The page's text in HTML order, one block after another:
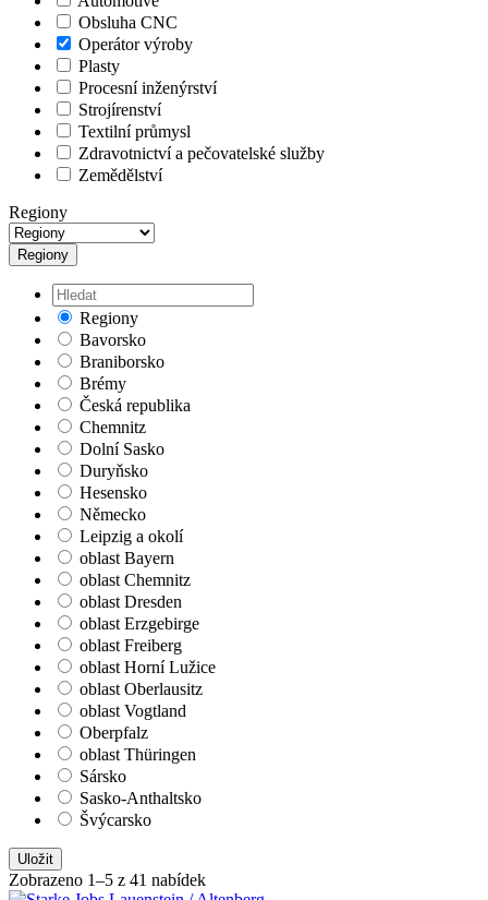
Obsluha CNC
Operátor výroby
Plasty
Procesní inženýrství
Strojírenství
Textilní průmysl
Zdravotnictví a pečovatelské služby
Zemědělství
Regiony
Regiony
Regiony
Bavorsko
Braniborsko
Brémy
Česká republika
Chemnitz
Dolní Sasko
Duryňsko
Hesensko
Německo
Leipzig a okolí
oblast Bayern
oblast Chemnitz
oblast Dresden
oblast Erzgebirge
oblast Freiberg
oblast Horní Lužice
oblast Oberlausitz
oblast Vogtland
Oberpfalz
oblast Thüringen
Sársko
Sasko-Anthaltsko
Švýcarsko
Uložit
Zobrazeno 1–5 z 41 nabídek